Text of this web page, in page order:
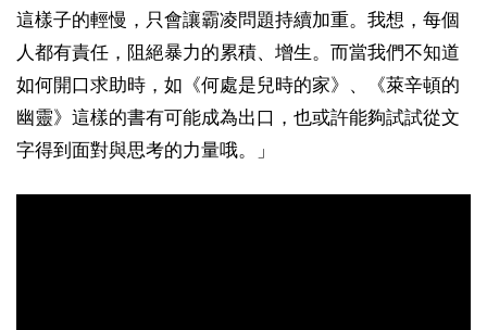
這樣子的輕慢，只會讓霸凌問題持續加重。我想，每個
人都有責任，阻絕暴力的累積、增生。而當我們不知道
如何開口求助時，如《何處是兒時的家》、《萊辛頓的
幽靈》這樣的書有可能成為出口，也或許能夠試試從文
字得到面對與思考的力量哦。」